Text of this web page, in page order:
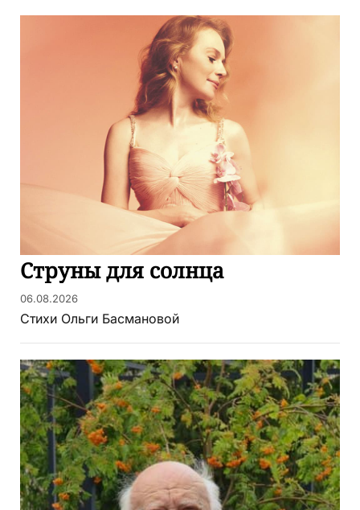
Струны для солнца
06.08.2026
Стихи Ольги Басмановой